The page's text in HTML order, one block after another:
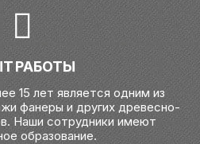
РАБОТЫ
15 лет является одним из
фанеры и других древесно-
Наши сотрудники имеют
образование.